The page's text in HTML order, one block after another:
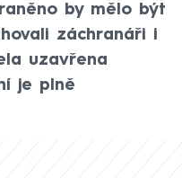
by mělo být
záchranáři i
uzavřena
je plně